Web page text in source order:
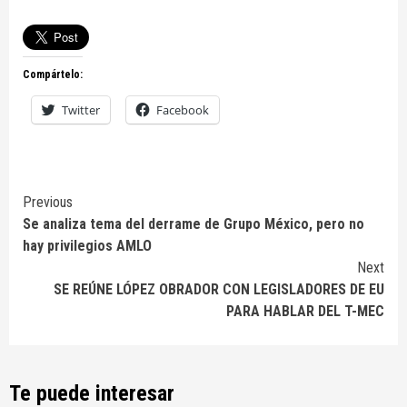
Compártelo:
Twitter Facebook
Continue
Reading
Previous
Se analiza tema del derrame de Grupo México, pero no
hay privilegios AMLO
Next
SE REÚNE LÓPEZ OBRADOR CON LEGISLADORES DE EU
PARA HABLAR DEL T-MEC
Te puede interesar